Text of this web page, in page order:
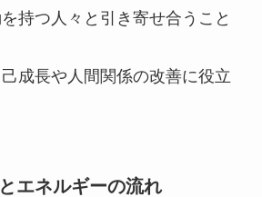
持つ人々と引き寄せ合うこと
成長や人間関係の改善に役立
エネルギーの流れ